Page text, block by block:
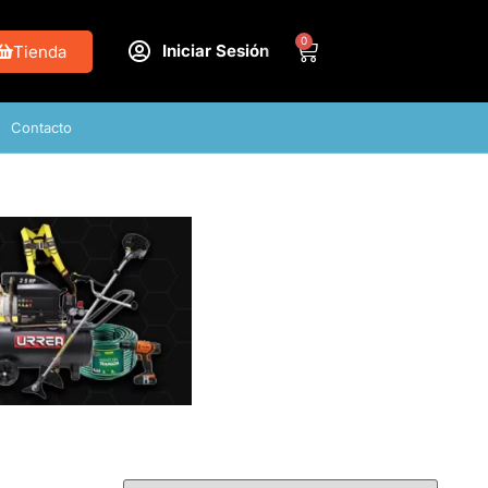
Tienda Iniciar Sesión
0
Contacto